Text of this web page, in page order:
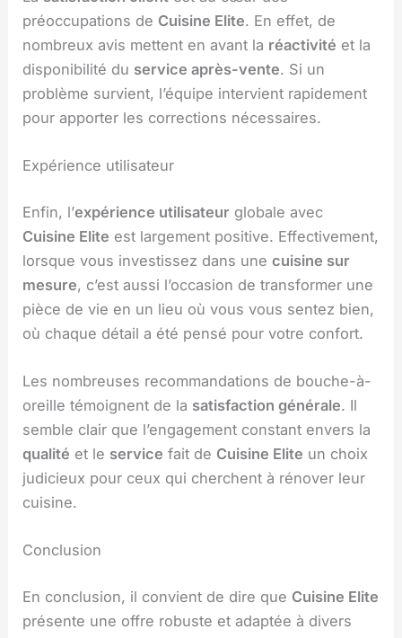
préoccupations de Cuisine Elite. En effet, de
nombreux avis mettent en avant la réactivité et la
disponibilité du service après-vente. Si un
problème survient, l’équipe intervient rapidement
pour apporter les corrections nécessaires.
Expérience utilisateur
Enfin, l’expérience utilisateur globale avec
Cuisine Elite est largement positive. Effectivement,
lorsque vous investissez dans unecuisine sur
mesure, c’est aussi l’occasion de transformer une
pièce de vie en un lieu où vous vous sentez bien,
où chaque détail a été pensé pour votre confort.
Les nombreuses recommandations de bouche-à-
oreille témoignent de la satisfaction générale. Il
semble clair que l’engagement constant envers la
qualité et le service fait de Cuisine Elite un choix
judicieux pour ceux qui cherchent à rénover leur
cuisine.
Conclusion
En conclusion, il convient de dire que Cuisine Elite
présente une offre robuste et adaptée à divers